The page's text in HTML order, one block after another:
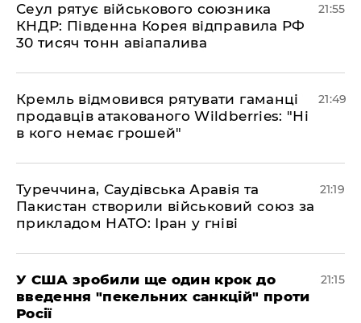
​Сеул рятує військового союзника
КНДР: Південна Корея відправила РФ
30 тисяч тонн авіапалива
21:55
​Кремль відмовився рятувати гаманці
продавців атакованого Wildberries: "Ні
в кого немає грошей"
21:49
​Туреччина, Саудівська Аравія та
Пакистан створили військовий союз за
прикладом НАТО: Іран у гніві
21:19
​У США зробили ще один крок до
введення "пекельних санкцій" проти
Росії
21:15